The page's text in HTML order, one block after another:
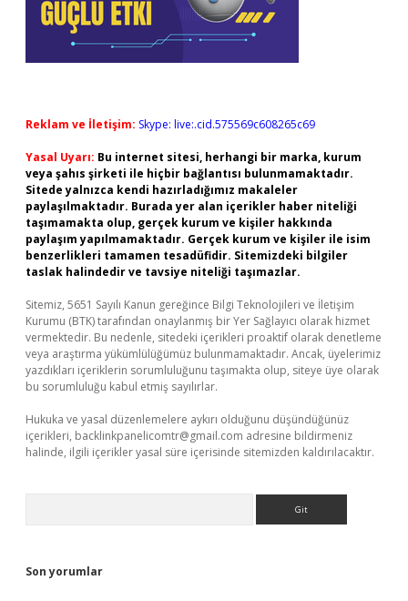
Reklam ve İletişim: Skype: live:.cid.575569c608265c69
Yasal Uyarı: Bu internet sitesi, herhangi bir marka, kurum
veya şahıs şirketi ile hiçbir bağlantısı bulunmamaktadır.
Sitede yalnızca kendi hazırladığımız makaleler
paylaşılmaktadır. Burada yer alan içerikler haber niteliği
taşımamakta olup, gerçek kurum ve kişiler hakkında
paylaşım yapılmamaktadır. Gerçek kurum ve kişiler ile isim
benzerlikleri tamamen tesadüfidir. Sitemizdeki bilgiler
taslak halindedir ve tavsiye niteliği taşımazlar.
Sitemiz, 5651 Sayılı Kanun gereğince Bilgi Teknolojileri ve İletişim
Kurumu (BTK) tarafından onaylanmış bir Yer Sağlayıcı olarak hizmet
vermektedir. Bu nedenle, sitedeki içerikleri proaktif olarak denetleme
veya araştırma yükümlülüğümüz bulunmamaktadır. Ancak, üyelerimiz
yazdıkları içeriklerin sorumluluğunu taşımakta olup, siteye üye olarak
bu sorumluluğu kabul etmiş sayılırlar.
Hukuka ve yasal düzenlemelere aykırı olduğunu düşündüğünüz
içerikleri, backlinkpanelicomtr@gmail.com adresine bildirmeniz
halinde, ilgili içerikler yasal süre içerisinde sitemizden kaldırılacaktır.
Son yorumlar